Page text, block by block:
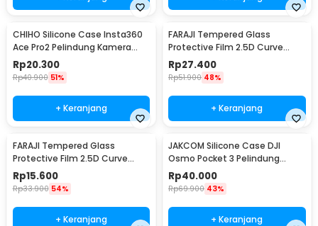
CHIHO Silicone Case Insta360
Ace Pro2 Pelindung Kamera
Silikon - CH2
Rp20.300
Rp40.900 51%
+ Keranjang
FARAJI Tempered Glass
Protective Film 2.5D Curve
Insta360 Ace Pro2 - FR-25
Rp27.400
Rp51.900 48%
+ Keranjang
FARAJI Tempered Glass
Protective Film 2.5D Curve
Insta360 Ace Pro2 - FR-26
Rp15.600
Rp33.900 54%
+ Keranjang
JAKCOM Silicone Case DJI
Osmo Pocket 3 Pelindung
Kamera Silikon - JK-30
Rp40.000
Rp69.900 43%
+ Keranjang